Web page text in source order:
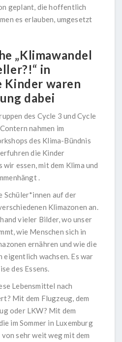
geplant, die hoffentlich
es erlauben, umgesetzt
„Klimawandel
in
Kinder waren
dabei
des Cycle 3 und Cycle
nahmen im
des Klima-Bündnis
die Kinder
essen, mit dem Klima und
.
Schüler*innen auf der
Klimazonen an.
vieler Bilder, wo unser
wie Menschen sich in
ernähren und wie die
eigentlich wachsen. Es war
des Essens.
Lebensmittel nach
Mit dem Flugzeug, dem
oder LKW? Mit dem
im Sommer in Luxemburg
sehr weit weg mit dem